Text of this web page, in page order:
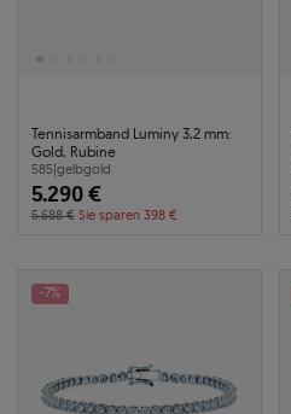
Tennisarmband Luminy 3,2 mm:
Gold, Rubine
585|gelbgold
5.290 €
5.688 € Sie sparen 398 €
-7%